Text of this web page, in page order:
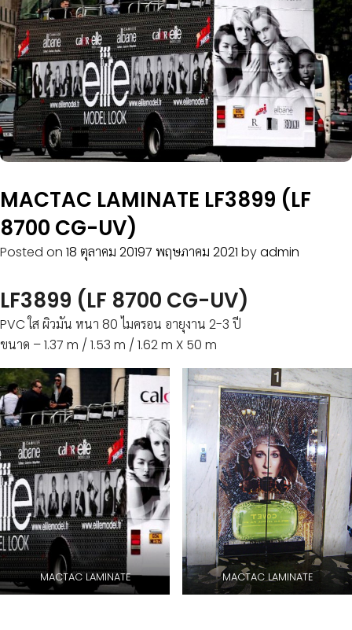
MACTAC LAMINATE LF3899 (LF
8700 CG-UV)
Posted on 18 ตุลาคม 20197 พฤษภาคม 2021 byadmin
LF3899 (LF 8700 CG-UV)
PVC ใส ผิวมัน หนา 80 ไมครอน อายุงาน 2-3 ปี
ขนาด – 1.37 m / 1.53 m / 1.62 m X 50 m
MACTAC LAMINATE MACTAC LAMINATE